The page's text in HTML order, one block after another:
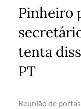
Pinheiro
tenta
PT
Reunião de